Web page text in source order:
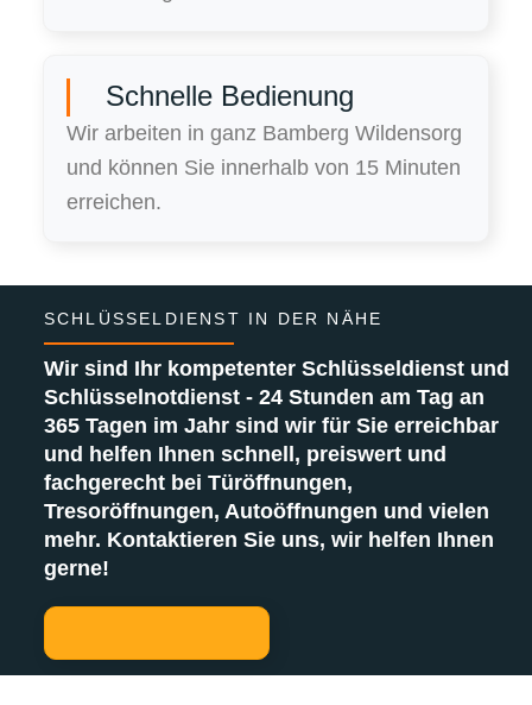
Schnelle Bedienung
Wir arbeiten in ganz Bamberg Wildensorg
und können Sie innerhalb von 15 Minuten
erreichen.
SCHLÜSSELDIENST IN DER NÄHE
Wir sind Ihr kompetenter Schlüsseldienst und
Schlüsselnotdienst - 24 Stunden am Tag an
365 Tagen im Jahr sind wir für Sie erreichbar
und helfen Ihnen schnell, preiswert und
fachgerecht bei Türöffnungen,
Tresoröffnungen, Autoöffnungen und vielen
mehr. Kontaktieren Sie uns, wir helfen Ihnen
gerne!